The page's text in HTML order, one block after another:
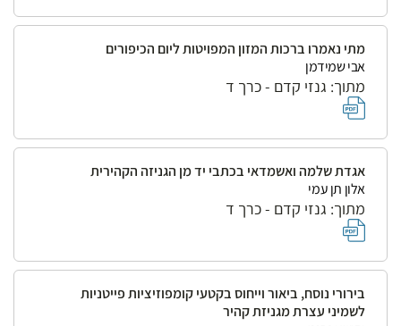
מתי נאמרו ברכות המזון המפויטות ליום הכיפורים
אבי שמידמן
מתוך: גנזי קדם - כרך ד
אגדת שלמה ואשמדאי בכתבי יד מן הגניזה הקהירית
אלון תן עמי
מתוך: גנזי קדם - כרך ד
בירורי נוסח, ביאור וייחוס בקטעי קומפוזיציות פייטניות
לשמיני עצרת מגניזת קהיר